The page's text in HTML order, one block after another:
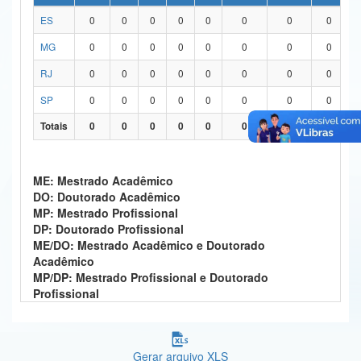
Ministério da Ciência, Tecnologia, Inovações e Comunicações
Ministério do Meio Ambiente
Ministério do Turismo
Ministério do Desenvolvimento Regional
Ministério da Mulher, da Família e dos Direitos Humanos
Secretaria-Geral
Secretaria de Governo
Gabinete de Segurança Institucional
ES
0 0 0 0 0 0 0 0
MG
0 0 0 0 0 0 0 0
RJ
0 0 0 0 0 0 0 0
SP
0 0 0 0 0 0 0 0
Totais
0 0 0 0 0 0 0 0
ME: Mestrado Acadêmico
DO: Doutorado Acadêmico
MP: Mestrado Profissional
DP: Doutorado Profissional
ME/DO: Mestrado Acadêmico e Doutorado
Acadêmico
MP/DP: Mestrado Profissional e Doutorado
Profissional
Gerar arquivo XLS